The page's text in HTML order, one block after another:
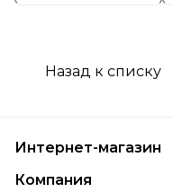
Назад к списку
Интернет-магазин
Компания